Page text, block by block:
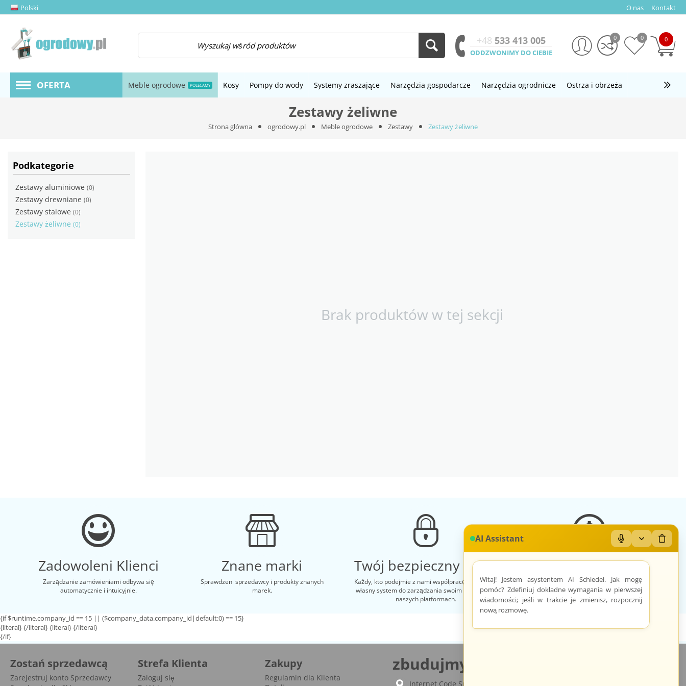
Polski O nas Kontakt
+48 533 413 005
ODDZWONIMY DO CIEBIE
0
0 0
OFERTA Meble ogrodowe POLECAMY Kosy Pompy do wody Systemy zraszające Narzędzia gospodarcze Narzędzia ogrodnicze Ostrza i obrzeża
Zestawy żeliwne
Strona główna ogrodowy.pl Meble ogrodowe Zestawy Zestawy żeliwne
Podkategorie
Zestawy aluminiowe (0)
Zestawy drewniane (0)
Zestawy stalowe (0)
Zestawy żeliwne (0)
menu
Brak produktów w tej sekcji
Zadowoleni Klienci
Zarządzanie zamówieniami odbywa się
automatycznie i intuicyjnie.
Znane marki
Sprawdzeni sprzedawcy i produkty znanych
marek.
Twój bezpieczny sklep
Każdy, kto podejmie z nami współpracę, otrzymuje
własny system do zarządzania swoim sklepem na
naszych platformach.
Zróżnicowane towary
Prezentacja towarów jest dopasowana do
odpowiednich kategorii przypisanych
indywidualnie dla każdego sprzedawcy.
{if $runtime.company_id == 15 || ($company_data.company_id|default:0) == 15}
{literal}{/literal}
AI Assistant Mikrofon: Wł/Wył
Zwiń/rozwiń
Witaj! Jestem asystentem AI Schiedel. Jak mogę
pomóc? Zdefiniuj dokładne wymagania w pierwszej
wiadomości; jeśli w trakcie je zmienisz, rozpocznij
nową rozmowę.
{literal}{/literal}
{/if}
Zostań sprzedawcą
Zarejestruj konto Sprzedawcy
Strefa Klienta
Zaloguj się
Zakupy
Regulamin dla Klienta
zbudujmy.pl
Internet Code Sp. z o.o., ul. św. Rocha 4a, 35-330 Rzeszów, Polska